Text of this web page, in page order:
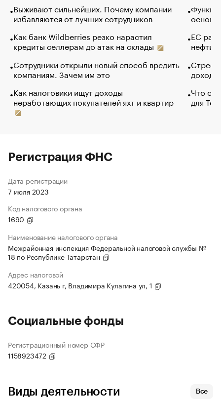
Выживают сильнейших. Почему компании
избавляются от лучших сотрудников
Как банк Wildberries резко нарастил
кредиты селлерам до атак на склады
Сотрудники открыли новый способ вредить
компаниям. Зачем им это
Как налоговики ищут доходы
неработающих покупателей яхт и квартир
основ
ЕС
нефти
Что
для
Регистрация ФНС
Дата регистрации
7 июля 2023
Код налогового органа
1690
Наименование налогового органа
Межрайонная инспекция Федеральной налоговой службы №
18 по Республике Татарстан
Адрес налоговой
420054, Казань г, Владимира Кулагина ул, 1
Социальные фонды
Регистрационный номер СФР
1158923472
Виды деятельности Все